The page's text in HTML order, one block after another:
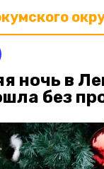
ночь в
без